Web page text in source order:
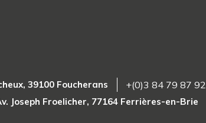
39100 Foucherans +(0)3 84 79 87 92
Joseph Froelicher, 77164 Ferrières-en-Brie